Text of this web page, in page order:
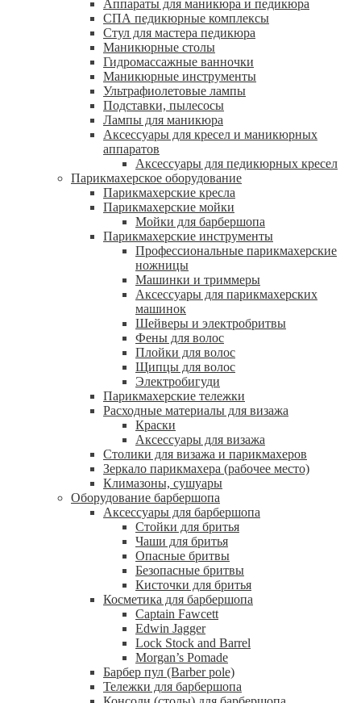
Аппараты для маникюра и педикюра
СПА педикюрные комплексы
Стул для мастера педикюра
Маникюрные столы
Гидромассажные ванночки
Маникюрные инструменты
Ультрафиолетовые лампы
Подставки, пылесосы
Лампы для маникюра
Аксессуары для кресел и маникюрных
аппаратов
Аксессуары для педикюрных кресел
Парикмахерское оборудование
Парикмахерские кресла
Парикмахерские мойки
Мойки для барбершопа
Парикмахерские инструменты
Профессиональные парикмахерские
ножницы
Машинки и триммеры
Аксессуары для парикмахерских
машинок
Шейверы и электробритвы
Фены для волос
Плойки для волос
Щипцы для волос
Электробигуди
Парикмахерские тележки
Расходные материалы для визажа
Краски
Аксессуары для визажа
Столики для визажа и парикмахеров
Зеркало парикмахера (рабочее место)
Климазоны, сушуары
Оборудование барбершопа
Аксессуары для барбершопа
Стойки для бритья
Чаши для бритья
Опасные бритвы
Безопасные бритвы
Кисточки для бритья
Косметика для барбершопа
Captain Fawcett
Edwin Jagger
Lock Stock and Barrel
Morgan’s Pomade
Барбер пул (Barber pole)
Тележки для барбершопа